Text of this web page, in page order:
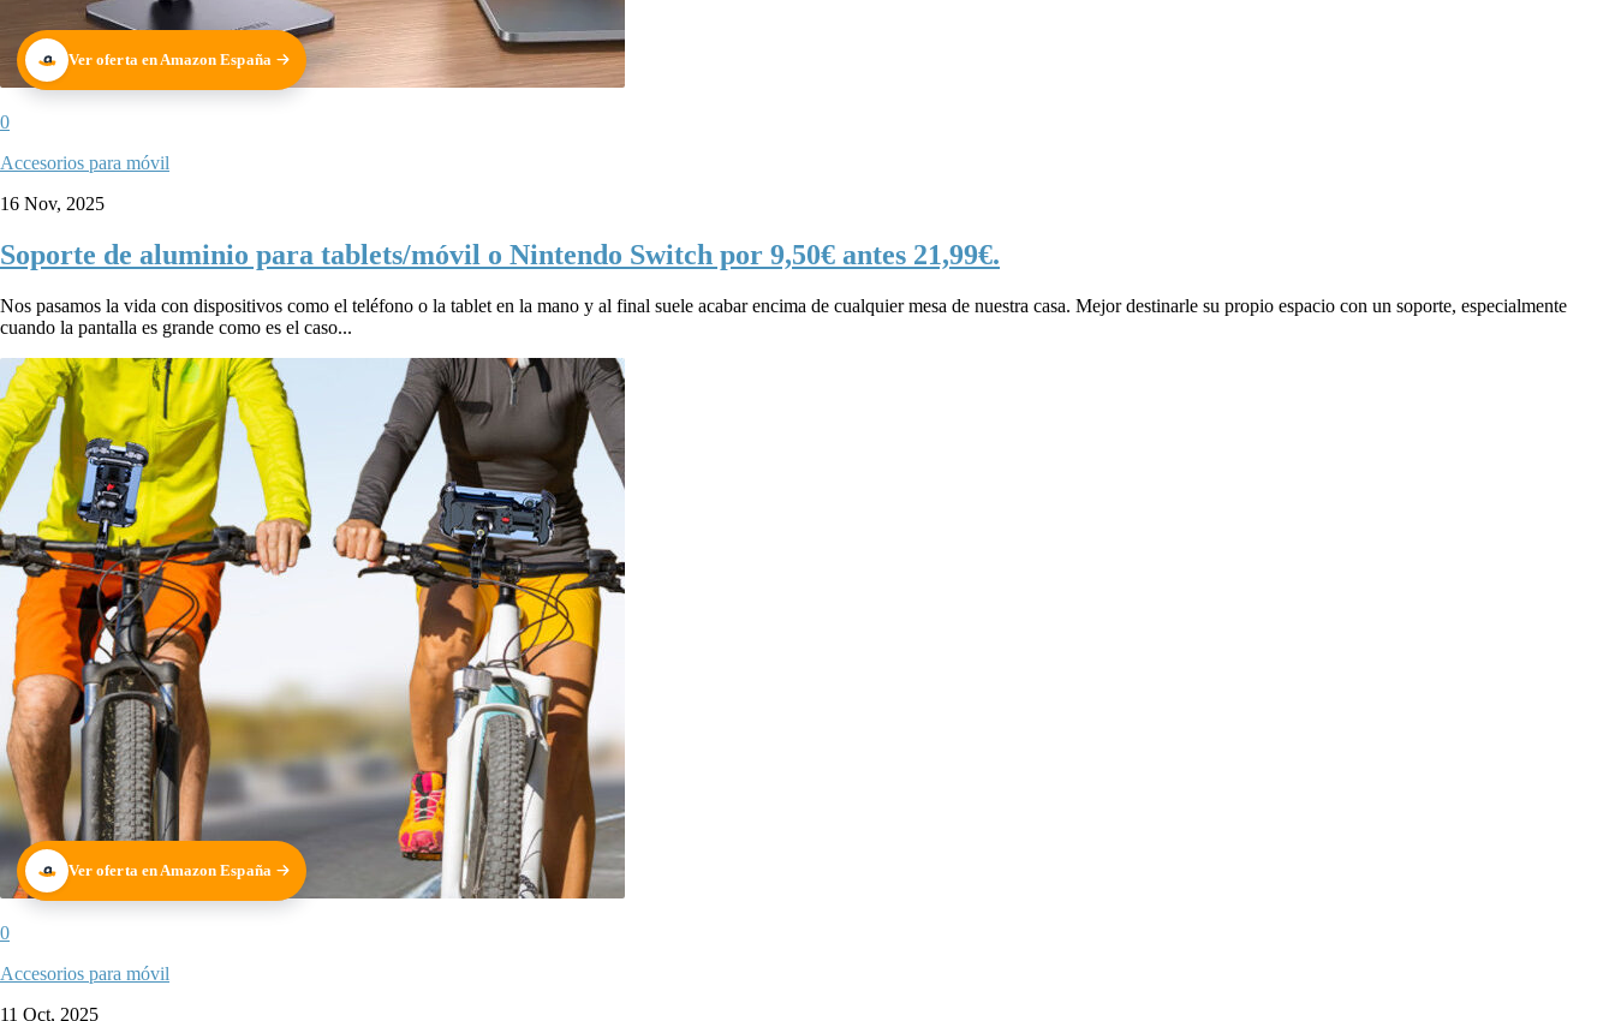
Ver oferta en Amazon España
0
Accesorios para móvil
16 Nov, 2025
Soporte de aluminio para tablets/móvil o Nintendo Switch por 9,50€ antes 21,99€.
Nos pasamos la vida con dispositivos como el teléfono o la tablet en la mano y al final suele acabar encima de cualquier mesa de nuestra casa. Mejor destinarle su propio espacio con un soporte, especialmente
cuando la pantalla es grande como es el caso...
Ver oferta en Amazon España
0
Accesorios para móvil
11 Oct, 2025